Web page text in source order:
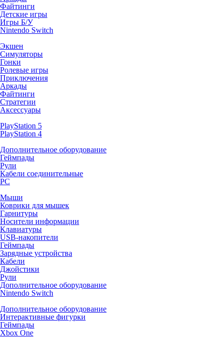
Файтинги
Детские игры
Игры Б/У
Nintendo Switch
Экшен
Симуляторы
Гонки
Ролевые игры
Приключения
Аркады
Файтинги
Стратегии
Аксессуары
PlayStation 5
PlayStation 4
Дополнительное оборудование
Геймпады
Рули
Кабели соединительные
PC
Мыши
Коврики для мышек
Гарнитуры
Носители информации
Клавиатуры
USB-накопители
Геймпады
Зарядные устройства
Кабели
Джойстики
Рули
Дополнительное оборудование
Nintendo Switch
Дополнительное оборудование
Интерактивные фигурки
Геймпады
Xbox One